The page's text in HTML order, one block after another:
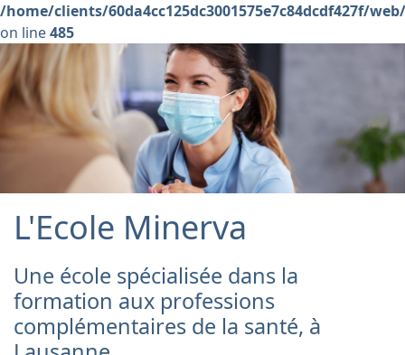
/home/clients/60da4cc125dc3001575e7c84dcdf427f/
on line485
L'Ecole Minerva
Une école spécialisée dans la
formation aux professions
complémentaires de la santé, à